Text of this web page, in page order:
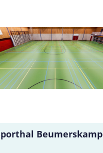
Beumerskamp